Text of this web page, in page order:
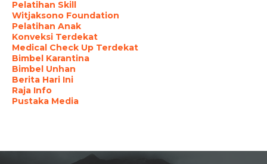
Pelatihan Skill
Witjaksono Foundation
Pelatihan Anak
Konveksi Terdekat
Medical Check Up Terdekat
Bimbel Karantina
Bimbel Unhan
Berita Hari Ini
Raja Info
Pustaka Media